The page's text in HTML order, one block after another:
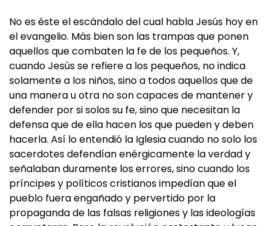
No es éste el escándalo del cual habla Jesús hoy en
el evangelio. Más bien son las trampas que ponen
aquellos que combaten la fe de los pequeños. Y,
cuando Jesús se refiere a los pequeños, no indica
solamente a los niños, sino a todos aquellos que de
una manera u otra no son capaces de mantener y
defender por si solos su fe, sino que necesitan la
defensa que de ella hacen los que pueden y deben
hacerla. Así lo entendió la Iglesia cuando no solo los
sacerdotes defendían enérgicamente la verdad y
señalaban duramente los errores, sino cuando los
príncipes y políticos cristianos impedían que el
pueblo fuera engañado y pervertido por la
propaganda de las falsas religiones y las ideologías